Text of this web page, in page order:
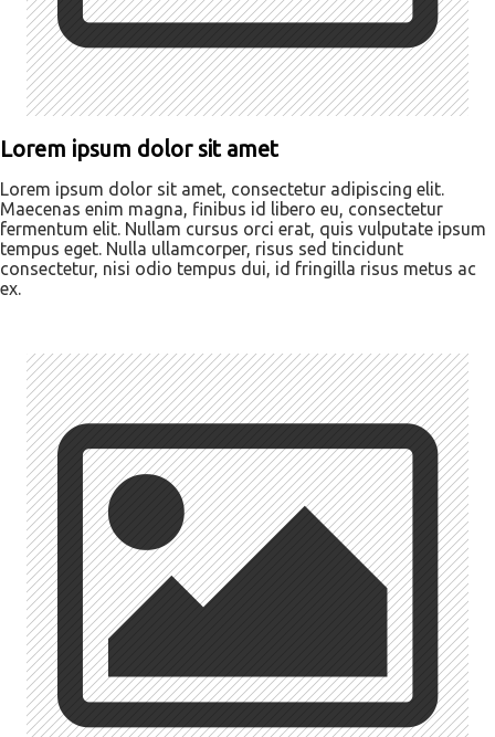
Lorem ipsum dolor sit amet
Lorem ipsum dolor sit amet, consectetur adipiscing elit.
Maecenas enim magna, finibus id libero eu, consectetur
fermentum elit. Nullam cursus orci erat, quis vulputate ipsum
tempus eget. Nulla ullamcorper, risus sed tincidunt
consectetur, nisi odio tempus dui, id fringilla risus metus ac
ex.